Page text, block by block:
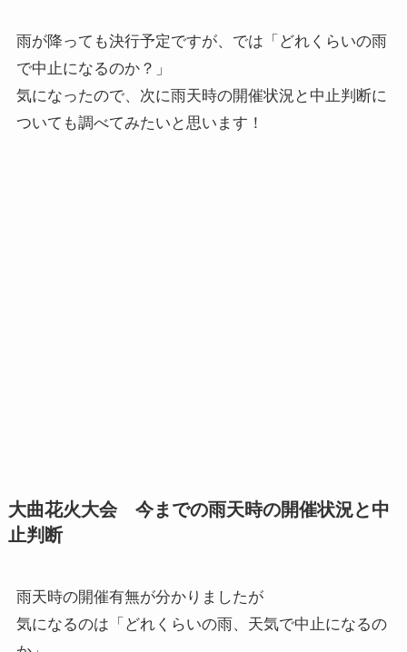
雨が降っても決行予定ですが、では「どれくらいの雨
で中止になるのか？」
気になったので、次に雨天時の開催状況と中止判断に
ついても調べてみたいと思います！
大曲花火大会 今までの雨天時の開催状況と中
止判断
雨天時の開催有無が分かりましたが
気になるのは「どれくらいの雨、天気で中止になるの